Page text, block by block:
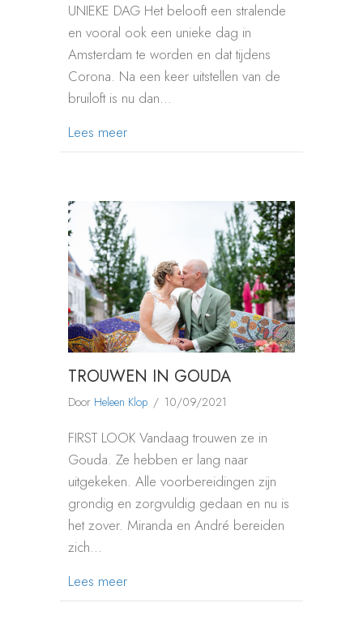
UNIEKE DAG Het belooft een stralende
en vooral ook een unieke dag in
Amsterdam te worden en dat tijdens
Corona. Na een keer uitstellen van de
bruiloft is nu dan…
Lees meerabout TROUWEN BIJ WEST-INDISCH
TROUWEN IN GOUDA
Door Heleen Klop / 10/09/2021
FIRST LOOK Vandaag trouwen ze in
Gouda. Ze hebben er lang naar
uitgekeken. Alle voorbereidingen zijn
grondig en zorgvuldig gedaan en nu is
het zover. Miranda en André bereiden
zich…
Lees meerabout TROUWEN IN GOUDA